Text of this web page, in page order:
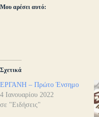
Μου αρέσει αυτό:
Σχετικά
ΕΡΓΑΝΗ – Πρώτο Ένσημο
4 Ιανουαρίου 2022
σε "Ειδήσεις"